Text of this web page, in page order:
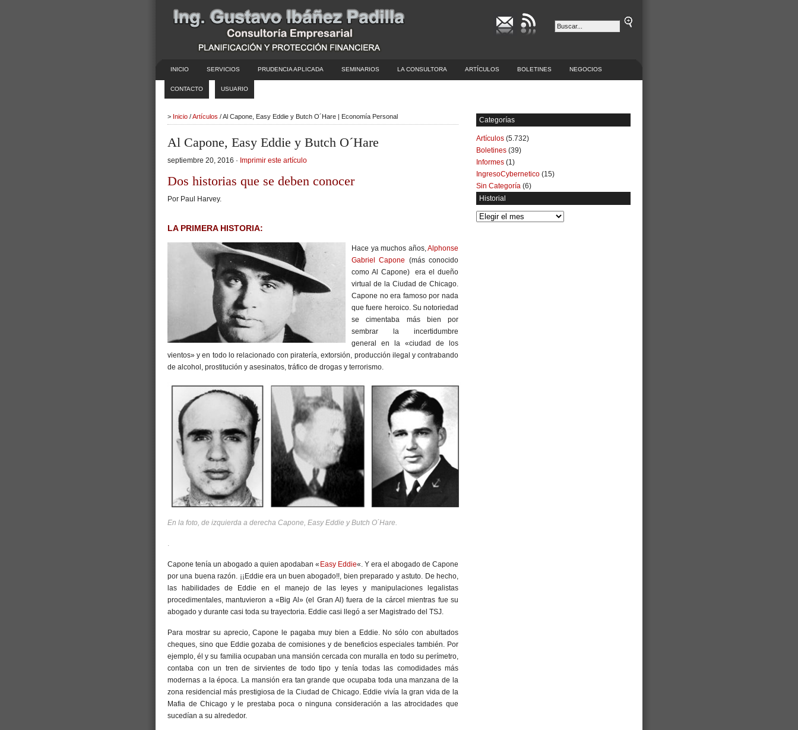
INICIO SERVICIOS PRUDENCIA APLICADA SEMINARIOS LA CONSULTORA ARTÍCULOS BOLETINES NEGOCIOS
CONTACTO USUARIO
> Inicio /Artículos / Al Capone, Easy Eddie y Butch O´Hare | Economía Personal
Al Capone, Easy Eddie y Butch O´Hare
septiembre 20, 2016 · Imprimir este artículo
Dos historias que se deben conocer
Por Paul Harvey.
LA PRIMERA HISTORIA:
Hace ya muchos años,Alphonse
Gabriel Capone (más conocido
como Al Capone) era el dueño
virtual de la Ciudad de Chicago.
Capone no era famoso por nada
que fuere heroico. Su notoriedad
se cimentaba más bien por
sembrar la incertidumbre
general en la «ciudad de los
vientos» y en todo lo relacionado con piratería, extorsión, producción ilegal y contrabando
de alcohol, prostitución y asesinatos, tráfico de drogas y terrorismo.
En la foto, de izquierda a derecha Capone, Easy Eddie y Butch O´Hare.
.
Capone tenía un abogado a quien apodaban « Easy Eddie«. Y era el abogado de Capone
por una buena razón. ¡¡Eddie era un buen abogado!!, bien preparado y astuto. De hecho,
las habilidades de Eddie en el manejo de las leyes y manipulaciones legalistas
procedimentales, mantuvieron a «Big Al» (el Gran Al) fuera de la cárcel mientras fue su
abogado y durante casi toda su trayectoria. Eddie casi llegó a ser Magistrado del TSJ.
Para mostrar su aprecio, Capone le pagaba muy bien a Eddie. No sólo con abultados
cheques, sino que Eddie gozaba de comisiones y de beneficios especiales también. Por
ejemplo, él y su familia ocupaban una mansión cercada con muralla en todo su perímetro,
contaba con un tren de sirvientes de todo tipo y tenía todas las comodidades más
modernas a la época. La mansión era tan grande que ocupaba toda una manzana de la
zona residencial más prestigiosa de la Ciudad de Chicago. Eddie vivía la gran vida de la
Mafia de Chicago y le prestaba poca o ninguna consideración a las atrocidades que
sucedían a su alrededor.
Categorías
Artículos (5.732)
Boletines (39)
Informes (1)
IngresoCybernetico (15)
Sin Categoría (6)
Historial
Historial